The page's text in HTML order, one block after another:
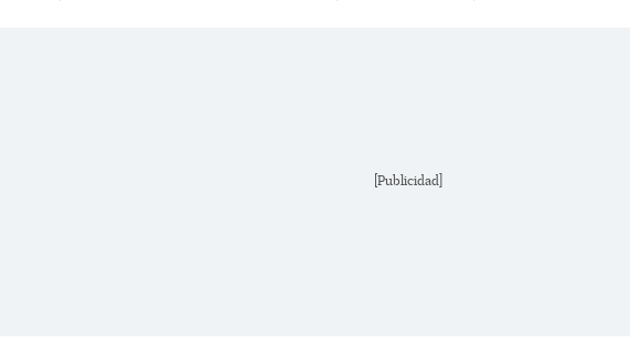
[Publicidad]